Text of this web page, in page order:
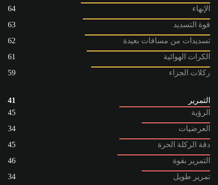
الإنهاء
64
قوة التسديد
63
تسديدات من مسافات بعيدة
62
الكرات الهوائية
61
ركلات الجزاء
59
التمرير
41
الرؤية
45
العرضيات
34
دقة الركلة الحرة
45
التمرير بقوة
46
تمرير طويل
34